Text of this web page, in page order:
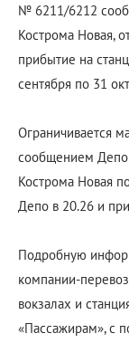
№ 6211/6212
Кострома Новая,
прибытие на
сентября по 31
Ограничивается
сообщением Депо
Кострома Новая
Депо в 20.26 и
Подробную
компании-
вокзалах и
«Пассажирам», с